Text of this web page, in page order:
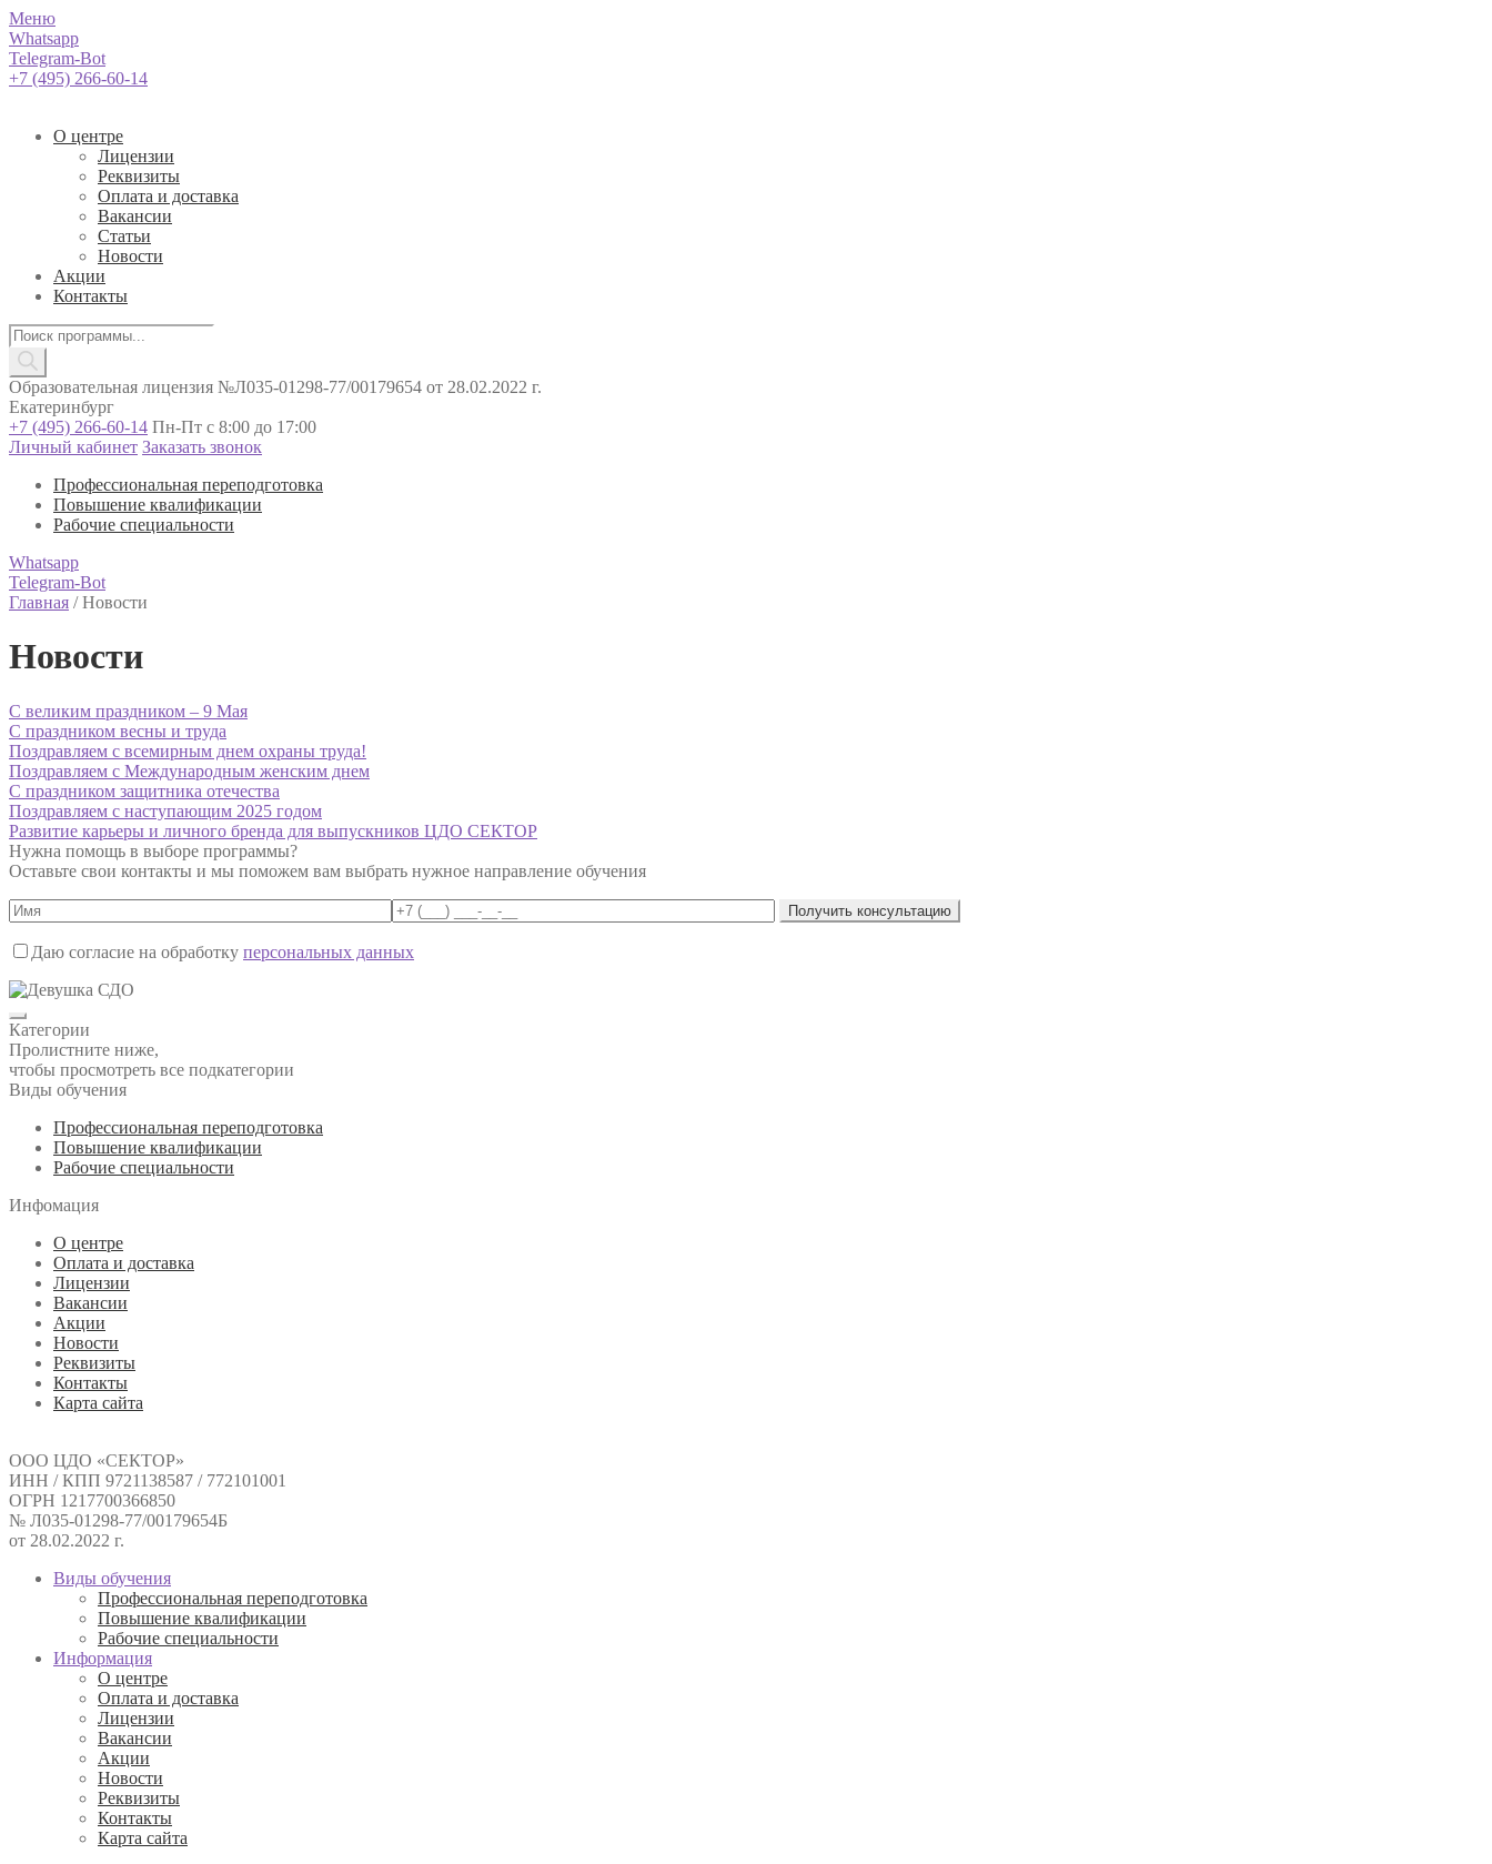
Меню
Whatsapp
Telegram-Bot
+7 (495) 266-60-14
О центре
Лицензии
Реквизиты
Оплата и доставка
Вакансии
Статьи
Новости
Акции
Контакты
Поиск
товаров
Образовательная лицензия №Л035-01298-77/00179654 от 28.02.2022 г.
Екатеринбург
+7 (495) 266-60-14 Пн-Пт с 8:00 до 17:00
Личный кабинет Заказать звонок
Профессиональная переподготовка
Повышение квалификации
Рабочие специальности
Whatsapp
Telegram-Bot
Главная /Новости
Новости
С великим праздником – 9 Мая
С праздником весны и труда
Поздравляем с всемирным днем охраны труда!
Поздравляем с Международным женским днем
С праздником защитника отечества
Поздравляем с наступающим 2025 годом
Развитие карьеры и личного бренда для выпускников ЦДО СЕКТОР
Нужна помощь в выборе программы?
Оставьте свои контакты и мы поможем вам выбрать нужное направление обучения
Даю согласие на обработку персональных данных
Категории
Пролистните ниже,
чтобы просмотреть все подкатегории
Виды обучения
Профессиональная переподготовка
Повышение квалификации
Рабочие специальности
Инфомация
О центре
Оплата и доставка
Лицензии
Вакансии
Акции
Новости
Реквизиты
Контакты
Карта сайта
ООО ЦДО «СЕКТОР»
ИНН / КПП 9721138587 / 772101001
ОГРН 1217700366850
№ Л035-01298-77/00179654Б
от 28.02.2022 г.
Виды обучения
Профессиональная переподготовка
Повышение квалификации
Рабочие специальности
Информация
О центре
Оплата и доставка
Лицензии
Вакансии
Акции
Новости
Реквизиты
Контакты
Карта сайта